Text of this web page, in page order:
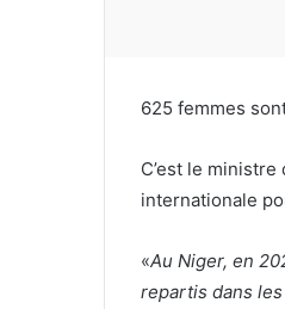
625 femmes
C’est le
internationale
«Au Niger, en
repartis dans